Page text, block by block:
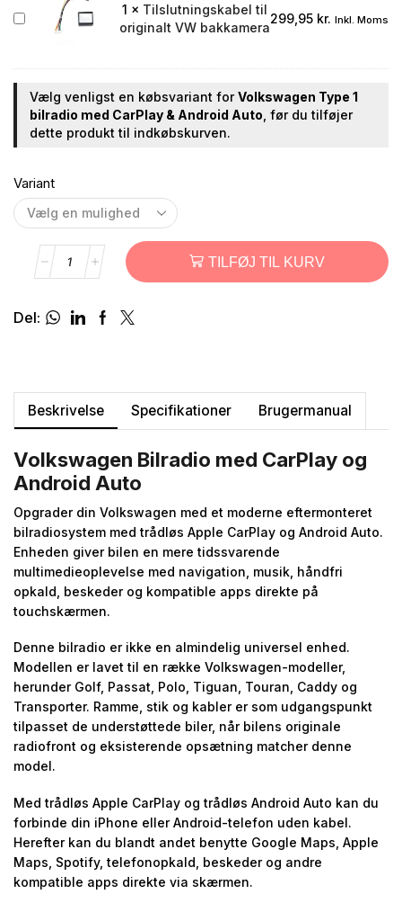
Tilslutningskabel
VW
bakkamera
1 × Tilslutningskabel til
originalt VW bakkamera
299,95 kr. Inkl. Moms
Vælg venligst en købsvariant forVolkswagen Type 1
bilradio med CarPlay & Android Auto , før du tilføjer
dette produkt til indkøbskurven.
Variant
TILFØJ TIL KURV
Del:
Beskrivelse Specifikationer Brugermanual
Volkswagen Bilradio med CarPlay og
Android Auto
Opgrader din Volkswagen med et moderne eftermonteret
bilradiosystem med trådløs Apple CarPlay og Android Auto.
Enheden giver bilen en mere tidssvarende
multimedieoplevelse med navigation, musik, håndfri
opkald, beskeder og kompatible apps direkte på
touchskærmen.
Denne bilradio er ikke en almindelig universel enhed.
Modellen er lavet til en række Volkswagen-modeller,
herunder Golf, Passat, Polo, Tiguan, Touran, Caddy og
Transporter. Ramme, stik og kabler er som udgangspunkt
tilpasset de understøttede biler, når bilens originale
radiofront og eksisterende opsætning matcher denne
model.
Med trådløs Apple CarPlay og trådløs Android Auto kan du
forbinde din iPhone eller Android-telefon uden kabel.
Herefter kan du blandt andet benytte Google Maps, Apple
Maps, Spotify, telefonopkald, beskeder og andre
kompatible apps direkte via skærmen.